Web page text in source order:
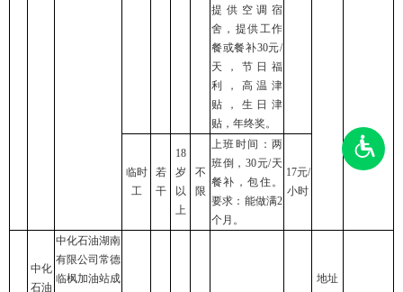
提供空调宿
舍，提供工作
餐或餐补30元/
天，节日福
利，高温津
贴，生日津
贴，年终奖。
临时
工
若
干
18
岁
以
上
不
限
上班时间：两
班倒，30元/天
餐补，包住。
要求：能做满2
个月。
17元/
小时
中化
石油
中化石油湖南
有限公司常德
临枫加油站成
地址